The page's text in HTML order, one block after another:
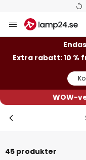
Hoppa
till
Extra rabatt: 10 %
WOW-
45 produkter
13
10